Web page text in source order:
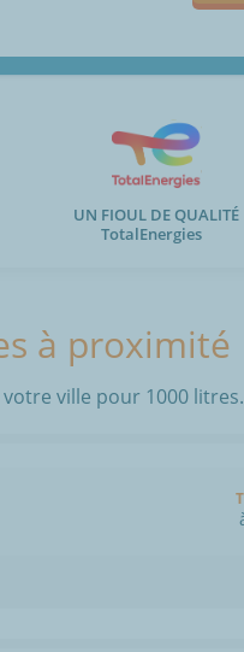
UN FIOUL DE QUALITÉ
TotalEnergies
à proximité
ville pour 1000 litres.